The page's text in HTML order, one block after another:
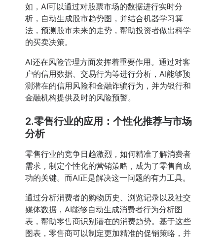
如，AI可以通过对股票市场的数据进行实时分
析，自动生成股市趋势图，并结合机器学习算
法，预测股市未来的走势，帮助投资者做出科学
的买卖决策。
AI还在风险管理方面发挥着重要作用。通过对客
户的信用数据、交易行为等进行分析，AI能够预
测潜在的信用风险和金融诈骗行为，并为银行和
金融机构提供及时的风险预警。
2.零售行业的应用：个性化推荐与市场
分析
零售行业的竞争日趋激烈，如何精准了解消费者
需求，制定个性化的营销策略，成为了零售商成
功的关键。而AI正是解决这一问题的有力工具。
通过分析消费者的购物历史、浏览记录以及社交
媒体数据，AI能够自动生成消费者行为分析图
表，帮助零售商识别潜在的消费趋势。基于这些
图表，零售商可以制定更加精准的促销策略，并